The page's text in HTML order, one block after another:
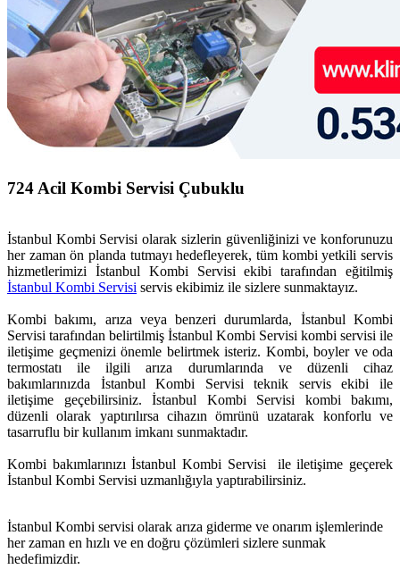
724 Acil Kombi Servisi Çubuklu
İstanbul Kombi Servisi olarak sizlerin güvenliğinizi ve konforunuzu
her zaman ön planda tutmayı hedefleyerek, tüm kombi yetkili servis
hizmetlerimizi İstanbul Kombi Servisi ekibi tarafından eğitilmiş
İstanbul Kombi Servisi servis ekibimiz ile sizlere sunmaktayız.
Kombi bakımı, arıza veya benzeri durumlarda, İstanbul Kombi
Servisi tarafından belirtilmiş İstanbul Kombi Servisi kombi servisi ile
iletişime geçmenizi önemle belirtmek isteriz. Kombi, boyler ve oda
termostatı ile ilgili arıza durumlarında ve düzenli cihaz
bakımlarınızda İstanbul Kombi Servisi teknik servis ekibi ile
iletişime geçebilirsiniz. İstanbul Kombi Servisi kombi bakımı,
düzenli olarak yaptırılırsa cihazın ömrünü uzatarak konforlu ve
tasarruflu bir kullanım imkanı sunmaktadır.
Kombi bakımlarınızı İstanbul Kombi Servisi ile iletişime geçerek
İstanbul Kombi Servisi uzmanlığıyla yaptırabilirsiniz.
İstanbul Kombi servisi olarak arıza giderme ve onarım işlemlerinde
her zaman en hızlı ve en doğru çözümleri sizlere sunmak
hedefimizdir.